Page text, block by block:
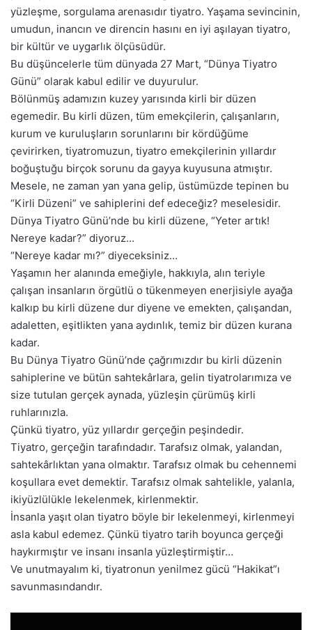
yüzleşme, sorgulama arenasıdır tiyatro. Yaşama sevincinin,
umudun, inancın ve direncin hasını en iyi aşılayan tiyatro,
bir kültür ve uygarlık ölçüsüdür.
Bu düşüncelerle tüm dünyada 27 Mart, “Dünya Tiyatro
Günü” olarak kabul edilir ve duyurulur.
Bölünmüş adamızın kuzey yarısında kirli bir düzen
egemedir. Bu kirli düzen, tüm emekçilerin, çalışanların,
kurum ve kuruluşların sorunlarını bir kördüğüme
çevirirken, tiyatromuzun, tiyatro emekçilerinin yıllardır
boğuştuğu birçok sorunu da gayya kuyusuna atmıştır.
Mesele, ne zaman yan yana gelip, üstümüzde tepinen bu
“Kirli Düzeni” ve sahiplerini def edeceğiz? meselesidir.
Dünya Tiyatro Günü’nde bu kirli düzene, “Yeter artık!
Nereye kadar?” diyoruz…
“Nereye kadar mı?” diyeceksiniz…
Yaşamın her alanında emeğiyle, hakkıyla, alın teriyle
çalışan insanların örgütlü o tükenmeyen enerjisiyle ayağa
kalkıp bu kirli düzene dur diyene ve emekten, çalışandan,
adaletten, eşitlikten yana aydınlık, temiz bir düzen kurana
kadar.
Bu Dünya Tiyatro Günü’nde çağrımızdır bu kirli düzenin
sahiplerine ve bütün sahtekârlara, gelin tiyatrolarımıza ve
size tutulan gerçek aynada, yüzleşin çürümüş kirli
ruhlarınızla.
Çünkü tiyatro, yüz yıllardır gerçeğin peşindedir.
Tiyatro, gerçeğin tarafındadır. Tarafsız olmak, yalandan,
sahtekârlıktan yana olmaktır. Tarafsız olmak bu cehennemi
koşullara evet demektir. Tarafsız olmak sahtelikle, yalanla,
ikiyüzlülükle lekelenmek, kirlenmektir.
İnsanla yaşıt olan tiyatro böyle bir lekelenmeyi, kirlenmeyi
asla kabul edemez. Çünkü tiyatro tarih boyunca gerçeği
haykırmıştır ve insanı insanla yüzleştirmiştir…
Ve unutmayalım ki, tiyatronun yenilmez gücü “Hakikat”ı
savunmasındandır.